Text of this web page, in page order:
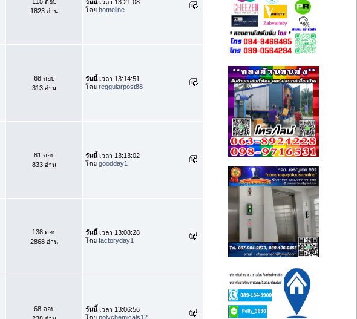
1823 อ่าน
วันนี้เวลา 13:21:08
โดย homeline
68 ตอบ
313 อ่าน
วันนี้เวลา 13:14:51
โดย reggularpost88
81 ตอบ
833 อ่าน
วันนี้เวลา 13:13:02
โดย goodday1
138 ตอบ
2868 อ่าน
วันนี้เวลา 13:08:28
โดย factoryday1
68 ตอบ
วันนี้เวลา 13:06:56
โดย polychemicals12